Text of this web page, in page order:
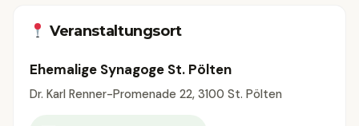
Veranstaltungsort
Ehemalige Synagoge St. Pölten
Dr. Karl Renner-Promenade 22, 3100 St. Pölten